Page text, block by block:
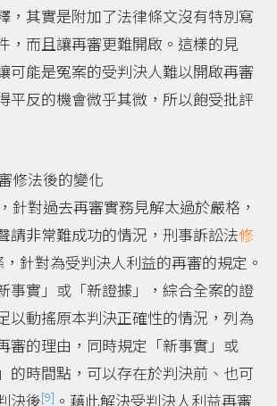
，其實是附加了法律條文沒有特別寫
，而且讓再審更難開啟。這樣的見
可能是冤案的受判決人難以開啟再審
平反的機會微乎其微，所以飽受批評
修法後的變化
針對過去再審實務見解太過於嚴格，
請非常難成功的情況，刑事訴訟法修
，針對為受判決人利益的再審的規定。
事實」或「新證據」，綜合全案的證
以動搖原本判決正確性的情況，列為
審的理由，同時規定「新事實」或
的時間點，可以存在於判決前、也可
決後[9] 。藉此解決受判決人利益再審